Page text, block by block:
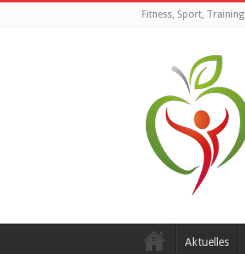
Fitness, Sport, Training
Aktuelles